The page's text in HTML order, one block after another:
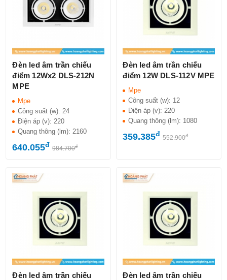
Đèn led âm trần chiếu
điểm 12Wx2 DLS-212N
MPE
Mpe
Công suất (w): 24
Điện áp (v): 220
Quang thông (lm): 2160
640.055đ 984.700đ
Đèn led âm trần chiếu
điểm 12W DLS-112V MPE
Mpe
Công suất (w): 12
Điện áp (v): 220
Quang thông (lm): 1080
359.385đ 552.900đ
Đèn led âm trần chiếu
Đèn led âm trần chiếu